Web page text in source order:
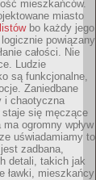
mieszkańców.
miasto
bo każdy jego
powiązany
całości. Nie
Ludzie
są funkcjonalne,
Zaniedbane
i chaotyczna
się męczące
ogromny wpływ
uświadamiamy to
zadbana,
detali, takich jak
ławki, mieszkańcy